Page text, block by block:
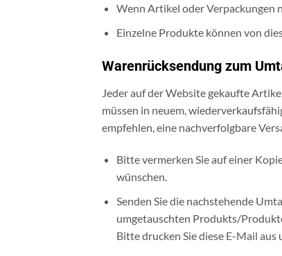
Wenn Artikel oder Verpackungen
Einzelne Produkte können von
Warenrücksendung zum
Jeder auf der Website gekaufte
müssen in neuem,
empfehlen, eine nachverfolgbare
Bitte vermerken Sie auf einer
wünschen.
Senden Sie die nachstehende
umgetauschten Produkts/
Bitte drucken Sie diese E-Mail aus